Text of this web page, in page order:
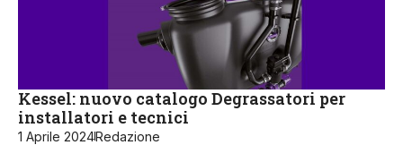
Kessel: nuovo catalogo Degrassatori per
installatori e tecnici
1 Aprile 2024Redazione